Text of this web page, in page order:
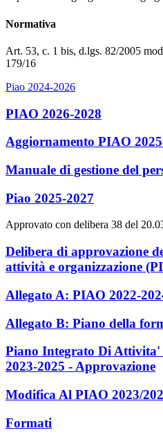
Normativa
Art. 53, c. 1 bis, d.lgs. 82/2005
179/16
Piao 2024-2026
PIAO 2026-2028
Aggiornamento PIAO
Manuale di gestione del
Piao 2025-2027
Approvato con delibera 38 del
Delibera di approvazione
attività e organizzazione
Allegato A: PIAO 2022-
Allegato B: Piano della
Piano Integrato Di Attivita'
2023-2025 - Approvazione
Modifica Al PIAO 2023/
Formati